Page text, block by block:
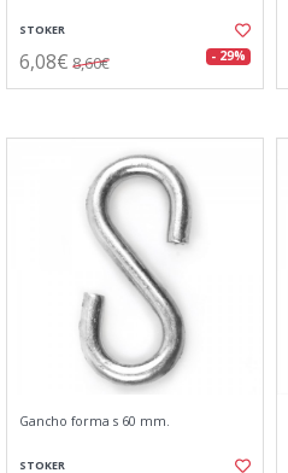
STOKER
6,08€ 8,60€ - 29%
Gancho forma s 60 mm.
STOKER